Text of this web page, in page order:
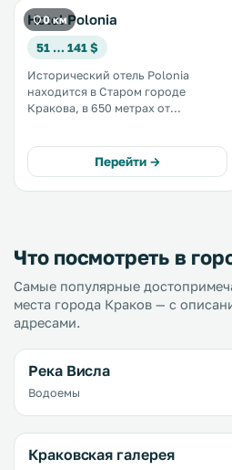
0 км
Hotel Polonia
51 … 141 $
Исторический отель Polonia
находится в Старом городе
Кракова, в 650 метрах от
железнодорожного вокзала
Кракова. .
Перейти →
Что посмотреть в
Самые популярные
места города Краков — с
адресами.
Река Висла
Водоемы
Краковская галерея